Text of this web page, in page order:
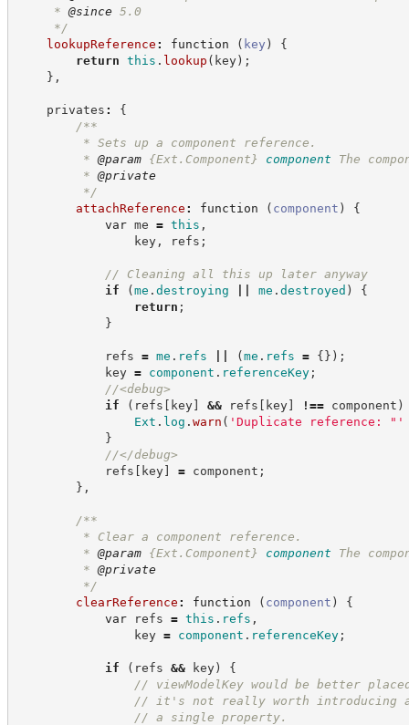
* @since 5.0
*/
lookupReference : function ( key )
{
return this . lookup ( key) ;
} ,
privates :
{
/**
* Sets up a component reference.
* @param {Ext.Component} component
The
* @private
*/
attachReference : function ( component )
{
var me = this ,
key, refs ;
// Cleaning all this up later anyway
if
(me . destroying me . destroyed )
{
return ;
}
refs = me . refs (me . refs = {} ) ;
key = component . referenceKey;
//<debug>
if
( refs [ key] && refs [ key] !== component )
Ext . log . warn ( ' Duplicate reference: " '
}
//</debug>
refs [ key] = component ;
} ,
/**
* Clear a component reference.
* @param {Ext.Component} component
The
* @private
*/
clearReference : function ( component )
{
var refs = this . refs ,
key = component . referenceKey;
if ( refs && key)
{
// viewModelKey would be better
// it's not really worth introducing a
// a single property.